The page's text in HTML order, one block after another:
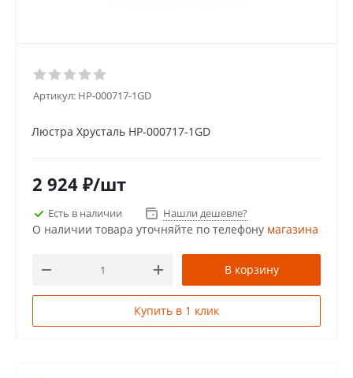
Артикул: HP-000717-1GD
Люстра Хрусталь HP-000717-1GD
2 924 ₽/шт
Есть в наличии Нашли дешевле?
О наличии товара уточняйте по телефону магазина
В корзину
Купить в 1 клик